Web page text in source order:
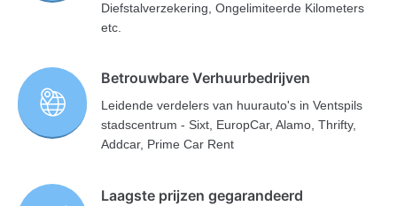
Diefstalverzekering, Ongelimiteerde Kilometers
etc.
Betrouwbare Verhuurbedrijven
Leidende verdelers van huurauto's in Ventspils
stadscentrum - Sixt, EuropCar, Alamo, Thrifty,
Addcar, Prime Car Rent
Laagste prijzen gegarandeerd